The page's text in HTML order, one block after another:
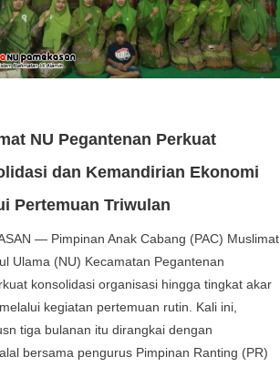
NU Pegantenan Perkuat
dan Kemandirian Ekonomi
Pertemuan Triwulan
— Pimpinan Anak Cabang (PAC) Muslimat
Ulama (NU) Kecamatan Pegantenan
konsolidasi organisasi hingga tingkat akar
kegiatan pertemuan rutin. Kali ini,
tiga bulanan itu dirangkai dengan
bersama pengurus Pimpinan Ranting (PR)